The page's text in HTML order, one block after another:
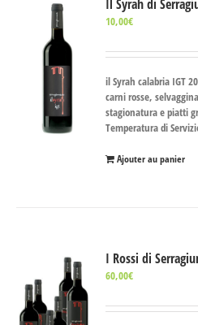
Il Syrah di
10,00€
il Syrah calabria IGT
carni rosse,
stagionatura e piatti
Temperatura di
Ajouter au panier
I Rossi di
60,00€